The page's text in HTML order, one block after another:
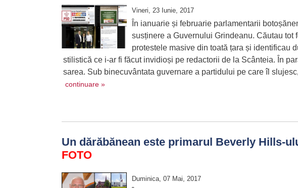
Vineri, 23 Iunie, 2017
În ianuarie și februarie parlamentarii
susținere a Guvernului Grindeanu. Căutau
protestele masive din toată țara și identificau
stilistică ce i-ar fi făcut invidioși pe redactorii de la Scânteia. În
sarea. Sub binecuvântata guvernare a partidului pe care îl
continuare »
Un dărăbănean este primarul Beverly Hills-
FOTO
Duminica, 07 Mai, 2017